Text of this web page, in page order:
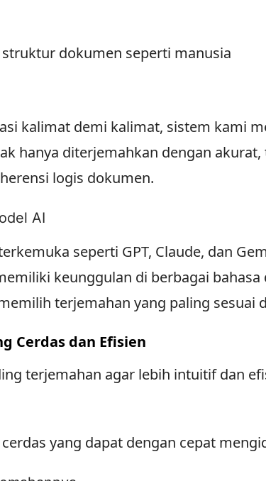
dokumen seperti manusia
kalimat demi kalimat, sistem kami
hanya diterjemahkan dengan
logis dokumen.
AI
seperti GPT, Claude, dan
keunggulan di berbagai
terjemahan yang paling sesuai
Cerdas dan Efisien
terjemahan agar lebih intuitif dan
yang dapat dengan cepat